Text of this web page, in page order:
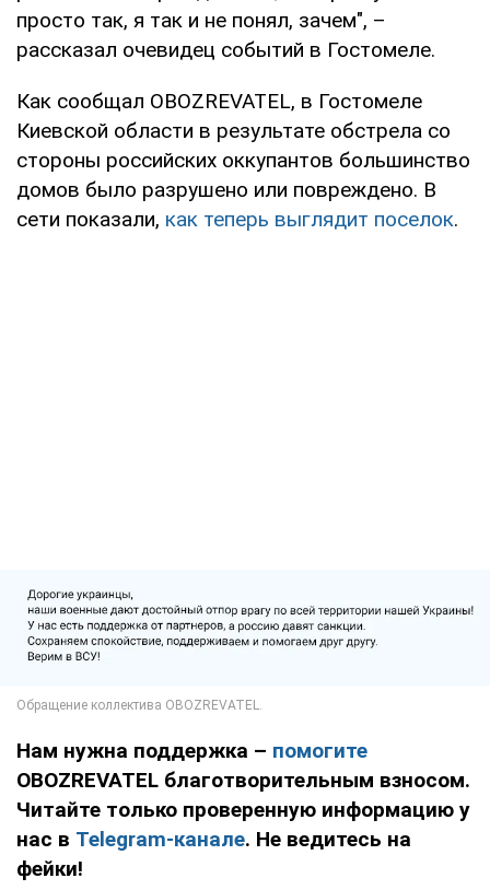
просто так, я так и не понял, зачем", –
рассказал очевидец событий в Гостомеле.
Как сообщал OBOZREVATEL, в Гостомеле
Киевской области в результате обстрела со
стороны российских оккупантов большинство
домов было разрушено или повреждено. В
сети показали, как теперь выглядит поселок.
Нам нужна поддержка – помогите
OBOZREVATEL благотворительным взносом.
Читайте только проверенную информацию у
нас в Telegram-канале. Не ведитесь на
фейки!